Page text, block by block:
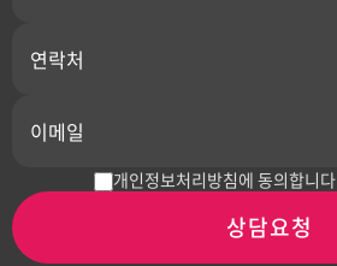
개인정보처리방침에 동의합니다.
상담요청